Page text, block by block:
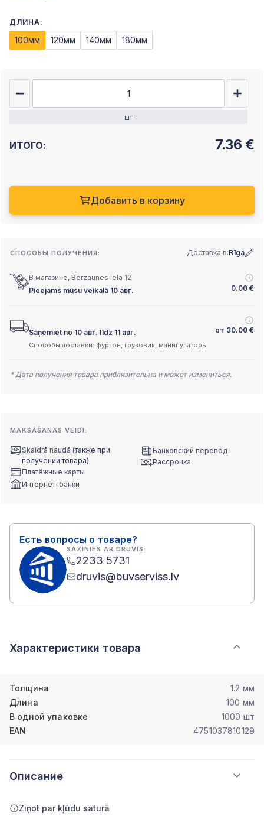
ДЛИНА:
100мм 120мм 140мм 180мм
шт
ИТОГО: 7.36 €
Добавить в корзину
СПОСОБЫ ПОЛУЧЕНИЯ: Доставка в:Rīga
В магазине, Bērzaunes iela 12
Pieejams mūsu veikalā 10 авг.
0.00 €
Saņemiet no 10 авг. līdz 11 авг. от 30.00 €
Способы доставки: фургон, грузовик, манипуляторы
* Дата получения товара приблизительна и может измениться.
MAKSĀŠANAS VEIDI:
Skaidrā naudā (также при
получении товара)
Платёжные карты
Интернет-банки
Банковский перевод
Рассрочка
Есть вопросы о товаре?
SAZINIES AR DRUVIS:
2233 5731
druvis@buvserviss.lv
Характеристики товара
Толщина
1.2 мм
Длина
100 мм
В одной упаковке
1000 шт
EAN
4751037810129
Описание
Ziņot par kļūdu saturā